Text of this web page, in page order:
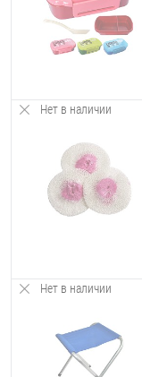
Нет в наличии
Нет в наличии